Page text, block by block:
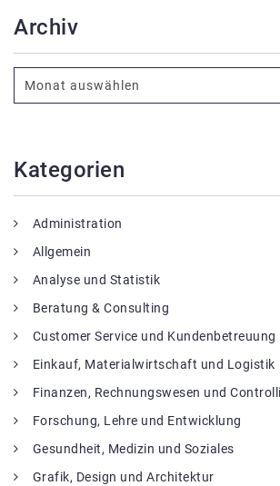
Archiv
Kategorien
Administration
Allgemein
Analyse und Statistik
Beratung & Consulting
Customer Service und Kundenbetreuung
Einkauf, Materialwirtschaft und Logistik
Finanzen, Rechnungswesen und
Forschung, Lehre und Entwicklung
Gesundheit, Medizin und Soziales
Grafik, Design und Architektur